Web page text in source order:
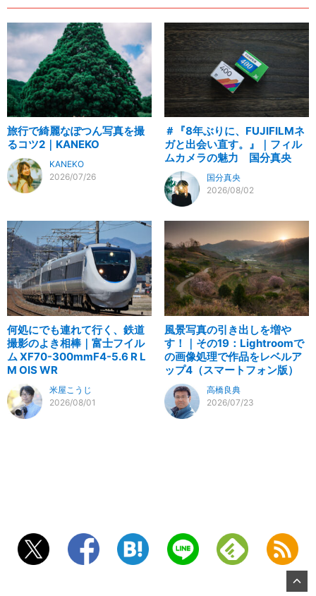
旅行で綺麗なぽつん写真を撮
るコツ2｜KANEKO
KANEKO
2026/07/26
＃『8年ぶりに、FUJIFILMネ
ガと出会い直す。』｜フィル
ムカメラの魅力 国分真央
国分真央
2026/08/02
何処にでも連れて行く、鉄道
撮影のよき相棒｜富士フイル
ム XF70-300mmF4-5.6 R L
M OIS WR
米屋こうじ
2026/08/01
風景写真の引き出しを増や
す！｜その19：Lightroomで
の画像処理で作品をレベルア
ップ4（スマートフォン版）
高橋良典
2026/07/23